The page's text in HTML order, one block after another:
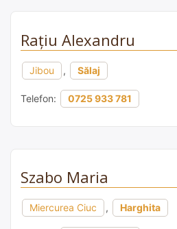
Rațiu Alexandru
Jibou , Sălaj
Telefon: 0725 933 781
Szabo Maria
Miercurea Ciuc , Harghita